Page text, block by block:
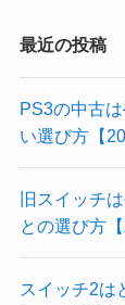
最近の投稿
PS3の中古
い選び方【
旧スイッチ
との選び方【
スイッチ2は